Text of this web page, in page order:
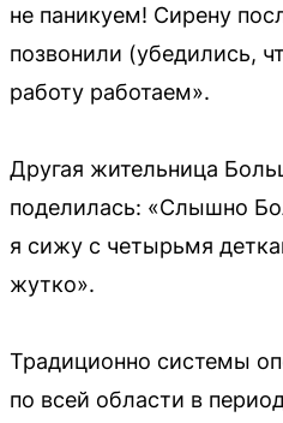
не паникуем! Сирену
позвонили (убедились,
работу работаем».
Другая жительница
поделилась: «Слышно
я сижу с четырьмя
жутко».
Традиционно системы
по всей области в